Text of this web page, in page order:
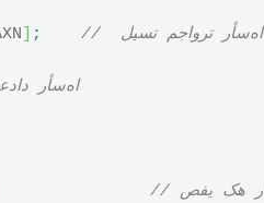
; //  لیست مجاورت رأس‌ها
// تعداد رأس‌ها